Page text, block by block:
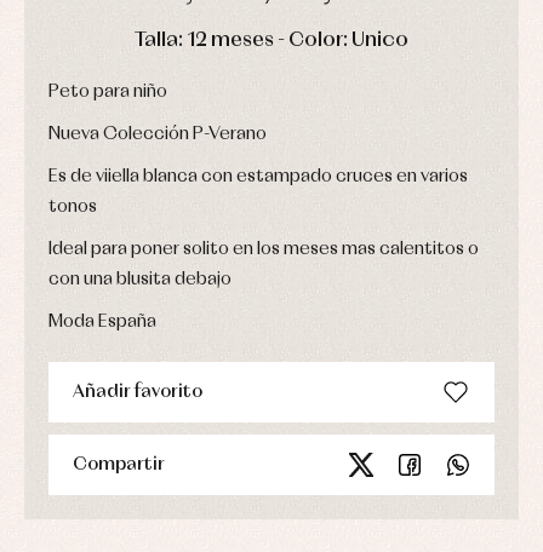
HORAS MIN
Talla: 12 meses - Color: Unico
Peto para niño
Nueva Colección P-Verano
Es de viiella blanca con estampado cruces en varios
tonos
Ideal para poner solito en los meses mas calentitos o
con una blusita debajo
Moda España
Añadir favorito
Compartir
de